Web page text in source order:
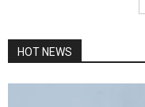
HOT NEWS